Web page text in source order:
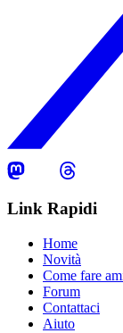
Link Rapidi
Home
Novità
Come fare
Forum
Contattaci
Aiuto